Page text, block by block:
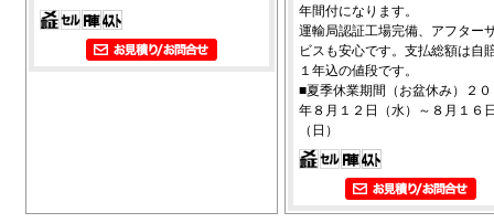
年間付になります。
運輸局認証工場完備、アフター
ビスも安心です。支払総額は自
１年込の値段です。
■夏季休業期間（お盆休み）２
年８月１２日（水）～８月１６
（日）